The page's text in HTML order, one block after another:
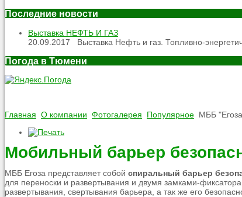
Последние новости
Выставка НЕФТЬ И ГАЗ
20.09.2017
Выставка Нефть и газ. Топливно-
Погода в Тюмени
Главная О компании Фотогалерея Популярное МББ
Мобильный барьер
МББ Егоза представляет собой спиральный барьер
для переноски и развертывания и двумя замками-
развертывания, свертывания барьера, а так же его